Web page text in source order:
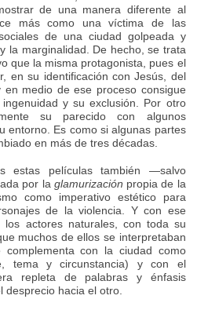
de una manera diferente al
más como una víctima de las
de una ciudad golpeada y
la marginalidad. De hecho, se trata
que la misma protagonista, pues el
en su identificación con Jesús, del
medio de ese proceso consigue
y su exclusión. Por otro
su parecido con algunos
entorno. Es como si algunas partes
en más de tres décadas.
estas películas también —salvo
por la glamurización propia de la
como imperativo estético para
de la violencia. Y con ese
los actores naturales, con toda su
muchos de ellos se interpretaban
con la ciudad como
tema y circunstancia) y con el
repleta de palabras y énfasis
desprecio hacia el otro.